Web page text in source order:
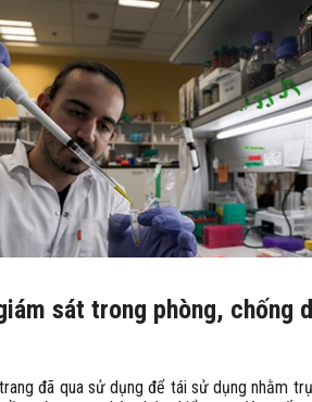
sát trong phòng, chống
đã qua sử dụng để tái sử dụng nhằm